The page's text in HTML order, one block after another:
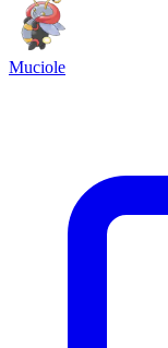
Muciole